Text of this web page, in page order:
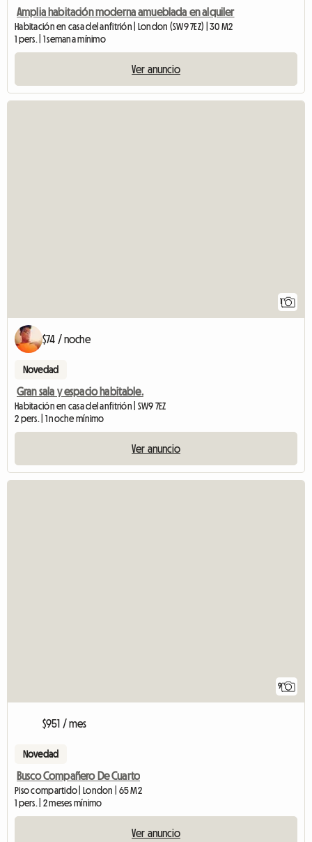
Amplia habitación moderna amueblada en alquiler
Habitación en casa del anfitrión | London (SW9 7EZ) | 30 M2
1 pers. | 1 semana mínimo
Ver anuncio
1
$74 / noche
Novedad
Gran sala y espacio habitable.
Habitación en casa del anfitrión | SW9 7EZ
2 pers. | 1 noche mínimo
Ver anuncio
9
$951 / mes
Novedad
Busco Compañero De Cuarto
Piso compartido | London | 65 M2
1 pers. | 2 meses mínimo
Ver anuncio